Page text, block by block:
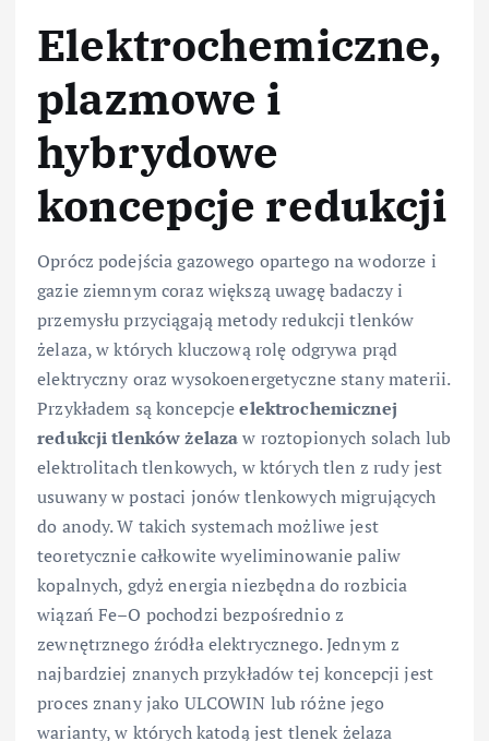
Elektrochemiczne,
plazmowe i
hybrydowe
koncepcje redukcji
Oprócz podejścia gazowego opartego na wodorze i
gazie ziemnym coraz większą uwagę badaczy i
przemysłu przyciągają metody redukcji tlenków
żelaza, w których kluczową rolę odgrywa prąd
elektryczny oraz wysokoenergetyczne stany materii.
Przykładem są koncepcjeelektrochemicznej
redukcji tlenków żelazaw roztopionych solach lub
elektrolitach tlenkowych, w których tlen z rudy jest
usuwany w postaci jonów tlenkowych migrujących
do anody. W takich systemach możliwe jest
teoretycznie całkowite wyeliminowanie paliw
kopalnych, gdyż energia niezbędna do rozbicia
wiązań Fe–O pochodzi bezpośrednio z
zewnętrznego źródła elektrycznego. Jednym z
najbardziej znanych przykładów tej koncepcji jest
proces znany jako ULCOWIN lub różne jego
warianty, w których katodą jest tlenek żelaza